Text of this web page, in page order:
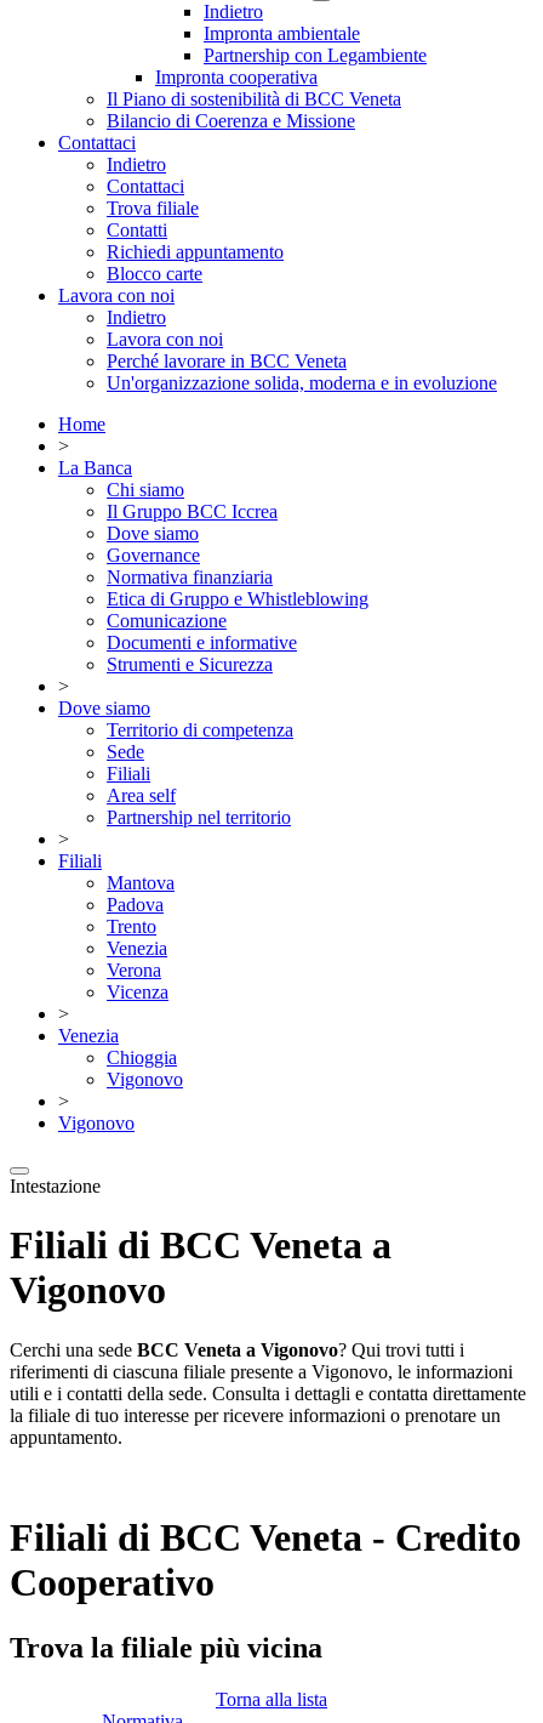
Indietro
Impronta ambientale
Partnership con Legambiente
Impronta cooperativa
Il Piano di sostenibilità di BCC Veneta
Bilancio di Coerenza e Missione
Contattaci
Indietro
Contattaci
Trova filiale
Contatti
Richiedi appuntamento
Blocco carte
Lavora con noi
Indietro
Lavora con noi
Perché lavorare in BCC Veneta
Un'organizzazione solida, moderna e in evoluzione
Home
>
La Banca
Chi siamo
Il Gruppo BCC Iccrea
Dove siamo
Governance
Normativa finanziaria
Etica di Gruppo e Whistleblowing
Comunicazione
Documenti e informative
Strumenti e Sicurezza
>
Dove siamo
Territorio di competenza
Sede
Filiali
Area self
Partnership nel territorio
>
Filiali
Mantova
Padova
Trento
Venezia
Verona
Vicenza
>
Venezia
Chioggia
Vigonovo
>
Vigonovo
Intestazione
Filiali di BCC Veneta a
Vigonovo
Cerchi una sede BCC Veneta a Vigonovo? Qui trovi tutti i
riferimenti di ciascuna filiale presente a Vigonovo, le informazioni
utili e i contatti della sede. Consulta i dettagli e contatta direttamente
la filiale di tuo interesse per ricevere informazioni o prenotare un
appuntamento.
Filiali di BCC Veneta - Credito
Cooperativo
Trova la filiale più vicina
Torna alla lista